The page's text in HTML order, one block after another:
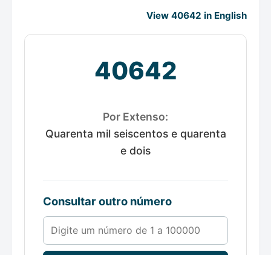
View 40642 in English
40642
Por Extenso:
Quarenta mil seiscentos e quarenta
e dois
Consultar outro número
Número de 1 a 100000